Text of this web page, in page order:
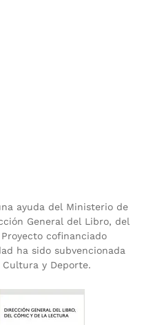
ayuda del Ministerio de
General del Libro, del
cofinanciado
ha sido subvencionada
y Deporte.